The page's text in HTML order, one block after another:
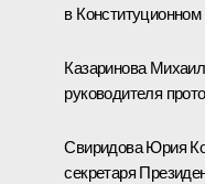
в
Казаринова
руководителя
Свиридова Юрия
секретаря